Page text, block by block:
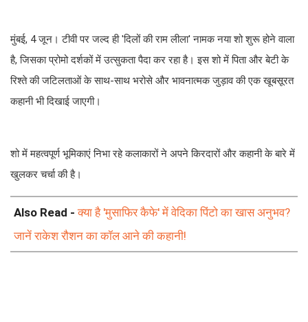
मुंबई, 4 जून। टीवी पर जल्द ही 'दिलों की राम लीला' नामक नया शो शुरू होने वाला
है, जिसका प्रोमो दर्शकों में उत्सुकता पैदा कर रहा है। इस शो में पिता और बेटी के
रिश्ते की जटिलताओं के साथ-साथ भरोसे और भावनात्मक जुड़ाव की एक खूबसूरत
कहानी भी दिखाई जाएगी।
शो में महत्वपूर्ण भूमिकाएं निभा रहे कलाकारों ने अपने किरदारों और कहानी के बारे में
खुलकर चर्चा की है।
Also Read -क्या है 'मुसाफिर कैफे' में वेदिका पिंटो का खास अनुभव?
जानें राकेश रौशन का कॉल आने की कहानी!